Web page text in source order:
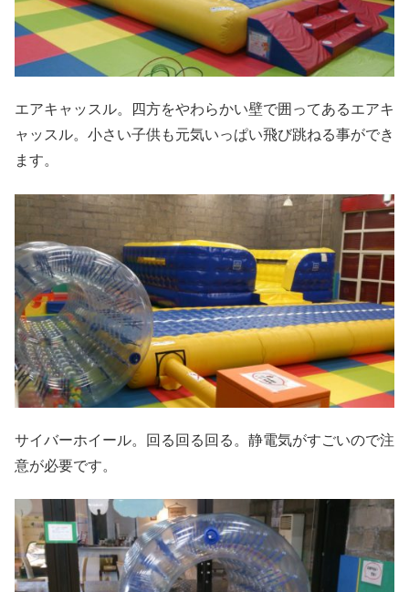
エアキャッスル。四方をやわらかい壁で囲ってあるエアキ
ャッスル。小さい子供も元気いっぱい飛び跳ねる事ができ
ます。
サイバーホイール。回る回る回る。静電気がすごいので注
意が必要です。